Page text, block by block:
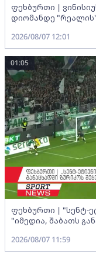
ფეხბურთი |
დიომანდე
2026/08/07 12:01
ფეხბურთი | "სენტ-
"იმედია, შაბათს
01:05
2026/08/07 11:59